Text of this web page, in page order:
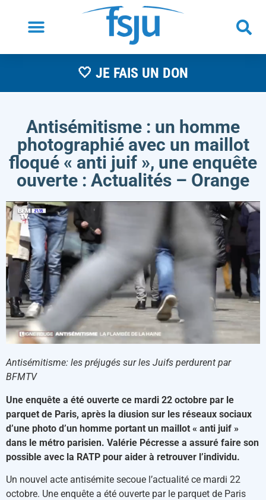
🤍 JE FAIS UN DON
Antisémitisme : un homme
photographié avec un maillot
floqué « anti juif », une enquête
ouverte : Actualités – Orange
Antisémitisme: les préjugés sur les Juifs perdurent par
BFMTV
Une enquête a été ouverte ce mardi 22 octobre par le
parquet de Paris, après la diusion sur les réseaux sociaux
d’une photo d’un homme portant un maillot « anti juif »
dans le métro parisien. Valérie Pécresse a assuré faire son
possible avec la RATP pour aider à retrouver l’individu.
Un nouvel acte antisémite secoue l’actualité ce mardi 22
octobre. Une enquête a été ouverte par le parquet de Paris